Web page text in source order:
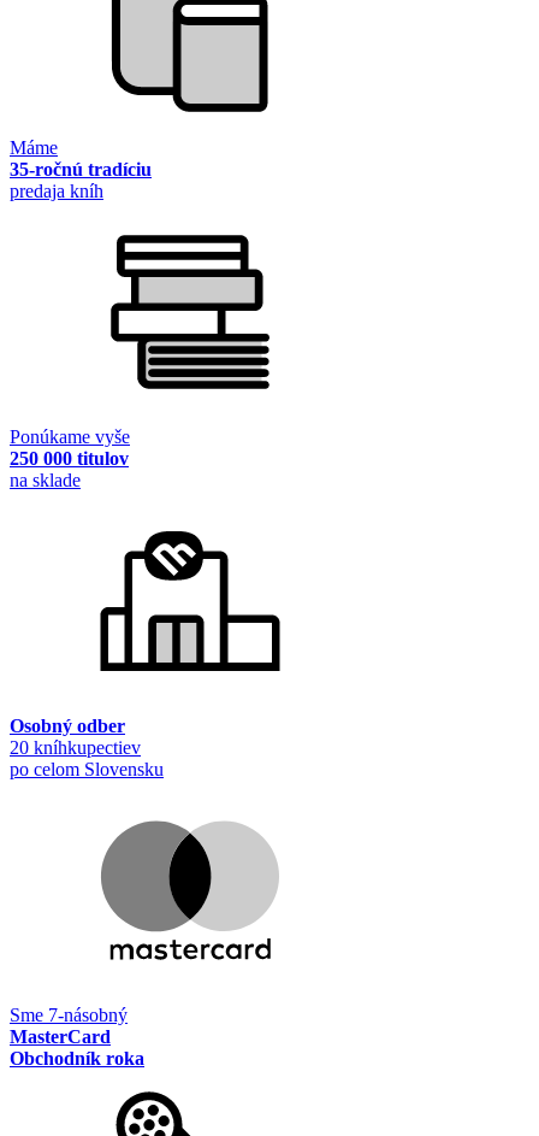
Máme
35-ročnú tradíciu
predaja kníh
Ponúkame vyše
250 000 titulov
na sklade
Osobný odber
20 kníhkupectiev
po celom Slovensku
Sme 7-násobný
MasterCard
Obchodník roka